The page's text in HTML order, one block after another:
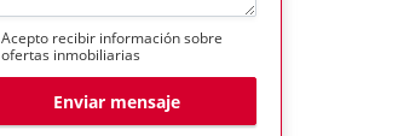
Acepto recibir información sobre
ofertas inmobiliarias
Enviar mensaje